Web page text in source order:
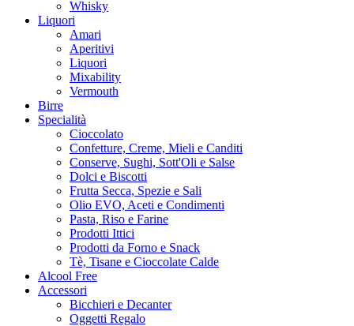
Whisky
Liquori
Amari
Aperitivi
Liquori
Mixability
Vermouth
Birre
Specialità
Cioccolato
Confetture, Creme, Mieli e Canditi
Conserve, Sughi, Sott'Oli e Salse
Dolci e Biscotti
Frutta Secca, Spezie e Sali
Olio EVO, Aceti e Condimenti
Pasta, Riso e Farine
Prodotti Ittici
Prodotti da Forno e Snack
Tè, Tisane e Cioccolate Calde
Alcool Free
Accessori
Bicchieri e Decanter
Oggetti Regalo